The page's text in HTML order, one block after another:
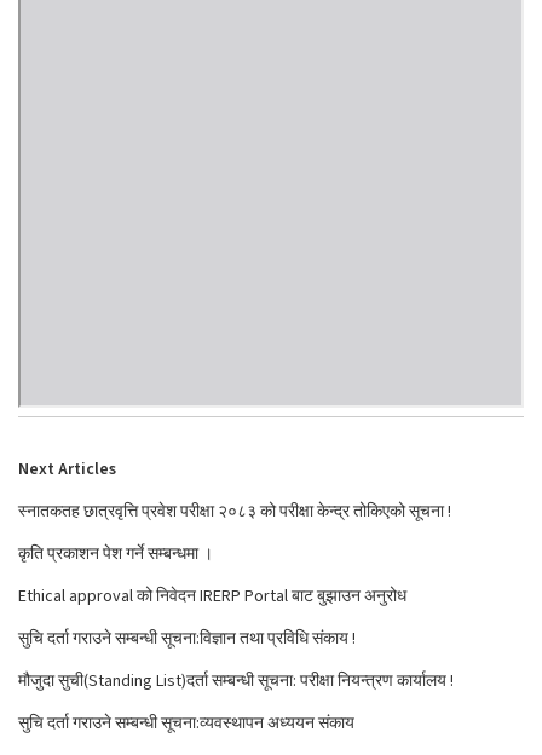
Next Articles
स्नातकतह छात्रवृत्ति प्रवेश परीक्षा २०८३ को परीक्षा केन्द्र तोकिएको सूचना !
कृति प्रकाशन पेश गर्ने सम्बन्धमा ।
Ethical approval को निवेदन IRERP Portal बाट बुझाउन अनुरोध
सुचि दर्ता गराउने सम्बन्धी सूचना:विज्ञान तथा प्रविधि संकाय !
मौजुदा सुची(Standing List)दर्ता सम्बन्धी सूचना: परीक्षा नियन्त्रण कार्यालय !
सुचि दर्ता गराउने सम्बन्धी सूचना:व्यवस्थापन अध्ययन संकाय